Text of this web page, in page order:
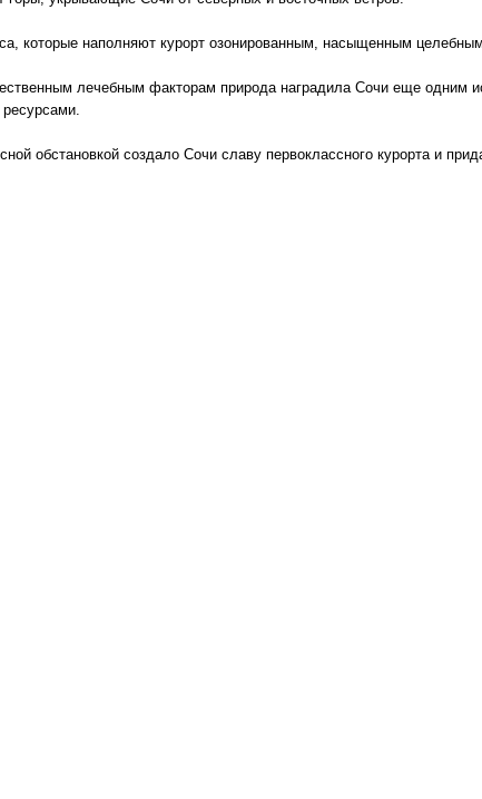
которые наполняют курорт озонированным, насыщенным
лечебным факторам природа наградила Сочи еще одним
обстановкой создало Сочи славу первоклассного курорта и